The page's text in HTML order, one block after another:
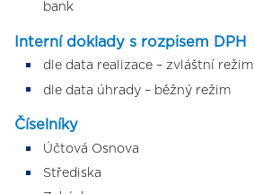
bank
Interní doklady s rozpisem DPH
dle data realizace – zvláštní režim
dle data úhrady – běžný režim
Číselníky
Účtová Osnova
Střediska